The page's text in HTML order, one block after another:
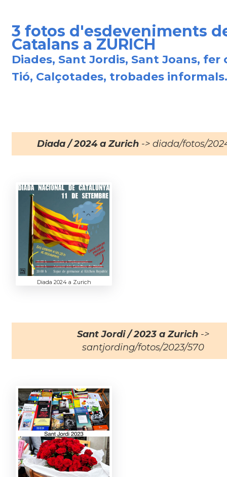
3 fotos d'esdeveniments
Catalans a ZURICH
Diades, Sant Jordis, Sant Joans, fer
Tió, Calçotades, trobades
Diada / 2024 a Zurich-> diada/fotos/
Diada 2024 a Zurich
Sant Jordi / 2023 a Zurich->
santjording/fotos/2023/570